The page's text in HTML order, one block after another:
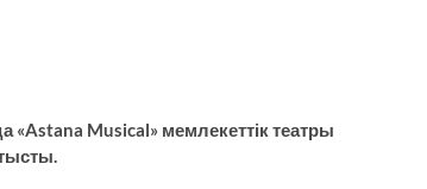
Musical» мемлекеттік театры